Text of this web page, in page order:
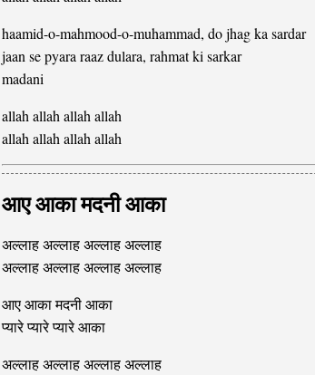
haamid-o-mahmood-o-muhammad, do jhag ka sardar
jaan se pyara raaz dulara, rahmat ki sarkar
madani
allah allah allah allah
allah allah allah allah
आए आका मदनी आका
अल्लाह अल्लाह अल्लाह अल्लाह
अल्लाह अल्लाह अल्लाह अल्लाह
आए आका मदनी आका
प्यारे प्यारे प्यारे आका
अल्लाह अल्लाह अल्लाह अल्लाह